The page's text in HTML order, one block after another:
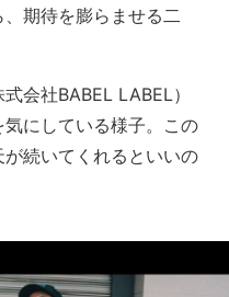
期待を膨らませる二
会社BABEL LABEL）
にしている様子。この
続いてくれるといいの